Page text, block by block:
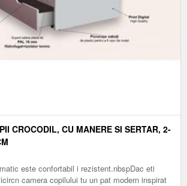
CROCODIL, CU MANERE SI SERTAR, 2-
este confortabil i rezistent.nbspDac eti
camera copilului tu un pat modern inspirat